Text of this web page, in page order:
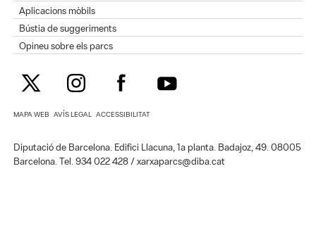
Aplicacions mòbils
Bústia de suggeriments
Opineu sobre els parcs
MAPA WEB AVÍS LEGAL ACCESSIBILITAT
Diputació de Barcelona. Edifici Llacuna, 1a planta. Badajoz, 49. 08005
Barcelona. Tel. 934 022 428 / xarxaparcs@diba.cat